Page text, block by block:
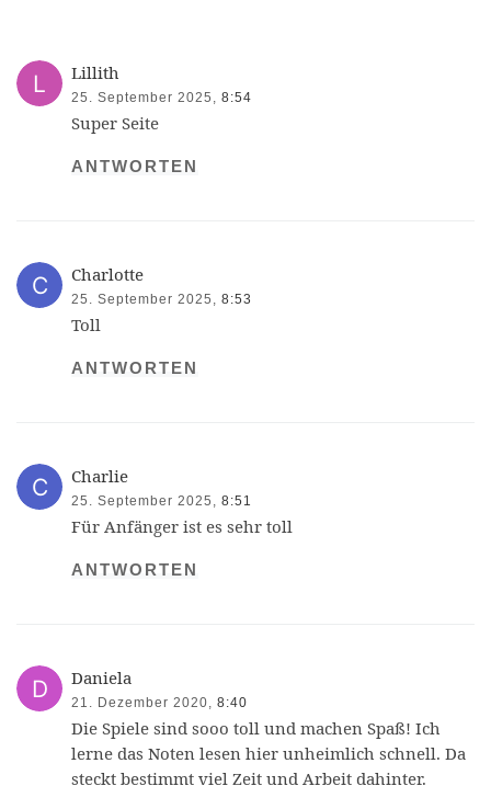
Lillith
25. September 2025, 8:54
Super Seite
ANTWORTEN
Charlotte
25. September 2025, 8:53
Toll
ANTWORTEN
Charlie
25. September 2025, 8:51
Für Anfänger ist es sehr toll
ANTWORTEN
Daniela
21. Dezember 2020, 8:40
Die Spiele sind sooo toll und machen Spaß! Ich
lerne das Noten lesen hier unheimlich schnell. Da
steckt bestimmt viel Zeit und Arbeit dahinter.